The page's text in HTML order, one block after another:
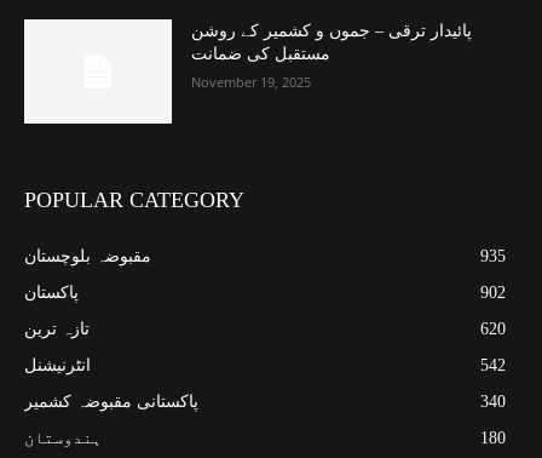
پائیدار ترقی – جموں و کشمیر کے روشن
مستقبل کی ضمانت
November 19, 2025
POPULAR CATEGORY
مقبوضہ بلوچستان
935
پاکستان
902
تازہ ترین
620
انٹرنیشنل
542
پاکستانی مقبوضہ کشمیر
340
ہندوستان
180